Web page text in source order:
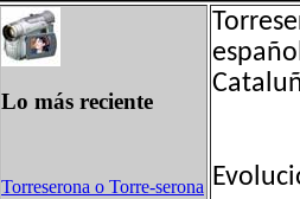
Lo más reciente
Torreserona o Torre-serona